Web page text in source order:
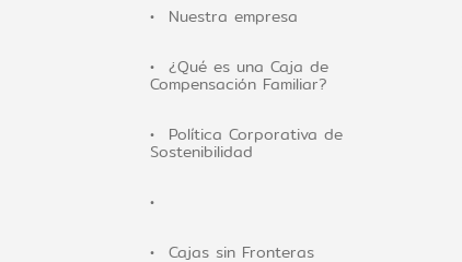
Nuestra empresa
¿Qué es una Caja de
Compensación Familiar?
Política Corporativa de
Sostenibilidad
Cajas sin Fronteras